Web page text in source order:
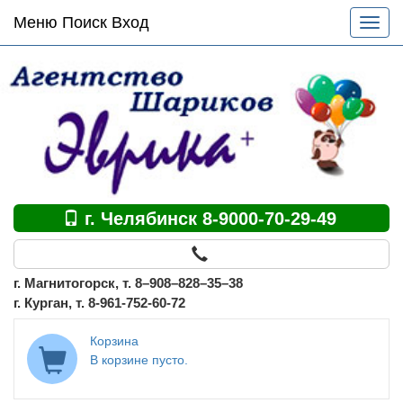
Основное
меню
по
Меню Поиск Вход
меню
г. Челябинск 8-9000-70-29-49
г. Магнитогорск, т. 8–908–828–35–38
г. Курган, т. 8-961-752-60-72
Корзина
В корзине пусто.